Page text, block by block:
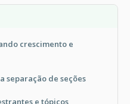
crescimento e
separação de seções
e tópicos